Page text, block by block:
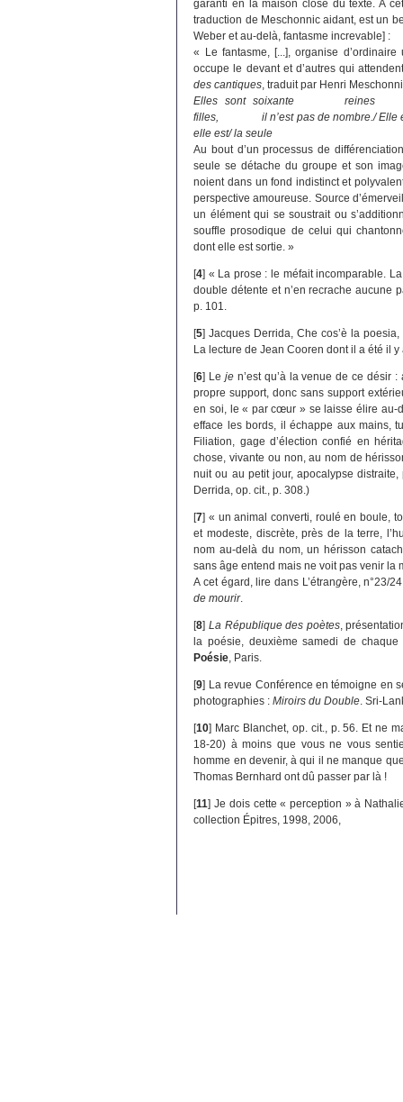
garanti en la maison close du texte. A
traduction de Meschonnic aidant, est un
Weber et au-delà, fantasme increvable] :
« Le fantasme, [...], organise
occupe le devant et d’autres qui
des cantiques, traduit par Henri
Elles sont soixante reines
filles, il n’est pas de nombre./
elle est/ la seule
Au bout d’un processus de
seule se détache du groupe et son
noient dans un fond indistinct et
perspective amoureuse. Source
un élément qui se soustrait ou
souffle prosodique de celui qui
dont elle est sortie. »
[4] « La prose : le méfait incomparable.
double détente et n’en recrache aucune
p. 101.
[5]Jacques Derrida, Che cos’è la
La lecture de Jean Cooren dont il a été il
[6] Leje n’est qu’à la venue de ce désir
propre support, donc sans support
en soi, le « par cœur » se laisse élire au-
efface les bords, il échappe aux mains,
Filiation, gage d’élection confié en
chose, vivante ou non, au nom de
nuit ou au petit jour, apocalypse
Derrida, op. cit., p. 308.)
[7]« un animal converti, roulé en boule,
et modeste, discrète, près de la terre,
nom au-delà du nom, un hérisson
sans âge entend mais ne voit pas venir la
A cet égard, lire dans L’étrangère, n°23/
de mourir.
[8] La République des poètes,
la poésie, deuxième samedi de
Poésie, Paris.
[9] La revue Conférence en témoigne en
photographies :Miroirs du Double. Sri-
[10] Marc Blanchet, op. cit., p. 56. Et ne
18-20) à moins que vous ne vous
homme en devenir, à qui il ne manque
Thomas Bernhard ont dû passer par là !
[11]Je dois cette « perception » à
collection Épitres, 1998, 2006,